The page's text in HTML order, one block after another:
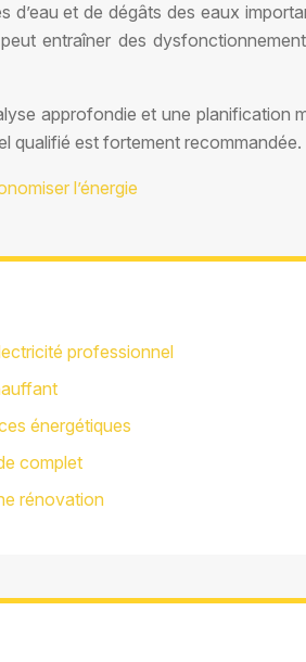
et de dégâts des eaux
entraîner des
approfondie et une
qualifié est fortement recommandée.
l’énergie
professionnel
énergétiques
complet
rénovation